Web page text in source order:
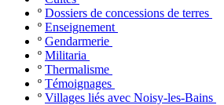
º Dossiers de concessions de terres
º Enseignement
º Gendarmerie
º Militaria
º Thermalisme
º Témoignages
º Villages liés avec Noisy-les-Bains